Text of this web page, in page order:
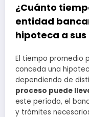
¿Cuánto
entidad
hipoteca a
El tiempo promedio
conceda una
dependiendo de
proceso puede
este período, el
y trámites